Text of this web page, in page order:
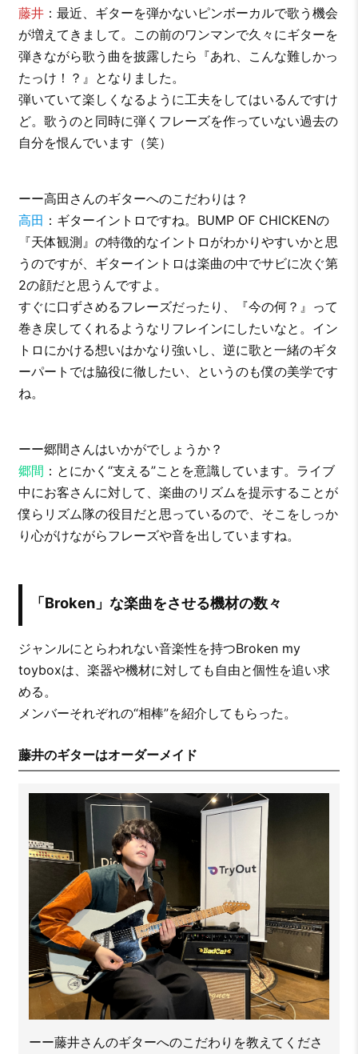
藤井：最近、ギターを弾かないピンボーカルで歌う機会
が増えてきまして。この前のワンマンで久々にギターを
弾きながら歌う曲を披露したら『あれ、こんな難しかっ
たっけ！？』となりました。
弾いていて楽しくなるように工夫をしてはいるんですけ
ど。歌うのと同時に弾くフレーズを作っていない過去の
自分を恨んでいます（笑）
ーー高田さんのギターへのこだわりは？
高田 ：ギターイントロですね。BUMP OF CHICKENの
『天体観測』の特徴的なイントロがわかりやすいかと思
うのですが、ギターイントロは楽曲の中でサビに次ぐ第
2の顔だと思うんですよ。
すぐに口ずさめるフレーズだったり、『今の何？』って
巻き戻してくれるようなリフレインにしたいなと。イン
トロにかける想いはかなり強いし、逆に歌と一緒のギタ
ーパートでは脇役に徹したい、というのも僕の美学です
ね。
ーー郷間さんはいかがでしょうか？
郷間 ：とにかく“支える”ことを意識しています。ライブ
中にお客さんに対して、楽曲のリズムを提示することが
僕らリズム隊の役目だと思っているので、そこをしっか
り心がけながらフレーズや音を出していますね。
「Broken」な楽曲をさせる機材の数々
ジャンルにとらわれない音楽性を持つBroken my
toyboxは、楽器や機材に対しても自由と個性を追い求
める。
メンバーそれぞれの“相棒”を紹介してもらった。
藤井のギターはオーダーメイド
ーー藤井さんのギターへのこだわりを教えてくださ